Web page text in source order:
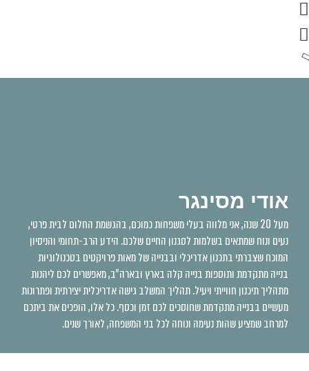
אודי מסינגר
מעל 20 שנה, אני מלווה בעלי משפחות כמוכם, בהגשמת החלום לבית פרטי,
נעים ונוח שמתאים בשלמות לסגנון החיים שלכם. הידע הרב-תחומי והניסיון
המוכח שצברתי בתכנון אדריכלי ובבנייה של מאות פרויקטים בטכנולוגיות
בנייה מתקדמת ותוספות בנייה קלה בארץ ובארה"ב, מאפשרים לכם ליהנות
מתהליך תיכנון חווייתי ויעיל. תהליך המשלב גישה אדריכלית יצירתית ופתרונות
מעשיים בבנייה מתקדמת שחוסכים לכם זמן וכסף. כל אלו, הופכים את ביתכם
למרחב שמציע שהות נעימה ונוחה לכל בני המשפחה, לאורך שנים.